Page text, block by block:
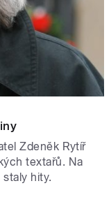
Zdeněk Rytíř
textařů. Na
hity.